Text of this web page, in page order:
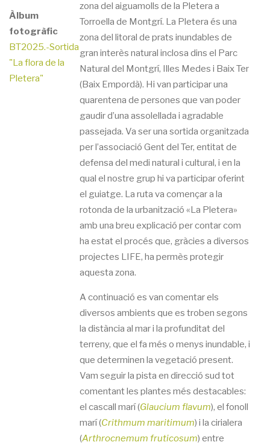
Àlbum
fotogràfic
BT2025.-Sortida
"La flora de la
Pletera"
zona del aiguamolls de la Pletera a
Torroella de Montgrí. La Pletera és una
zona del litoral de prats inundables de
gran interès natural inclosa dins el Parc
Natural del Montgrí, Illes Medes i Baix Ter
(Baix Empordà). Hi van participar una
quarentena de persones que van poder
gaudir d’una assolellada i agradable
passejada. Va ser una sortida organitzada
per l’associació Gent del Ter, entitat de
defensa del medi natural i cultural, i en la
qual el nostre grup hi va participar oferint
el guiatge. La ruta va començar a la
rotonda de la urbanització «La Pletera»
amb una breu explicació per contar com
ha estat el procés que, gràcies a diversos
projectes LIFE, ha permès protegir
aquesta zona.
A continuació es van comentar els
diversos ambients que es troben segons
la distància al mar i la profunditat del
terreny, que el fa més o menys inundable, i
que determinen la vegetació present.
Vam seguir la pista en direcció sud tot
comentant les plantes més destacables:
el cascall marí (Glaucium flavum), el fonoll
marí (Crithmum maritimum) i la cirialera
(Arthrocnemum fruticosum) entre